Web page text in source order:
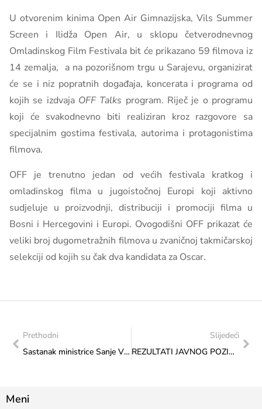
U otvorenim kinima Open Air Gimnazijska, Vils Summer
Screen i Ilidža Open Air, u sklopu četverodnevnog
Omladinskog Film Festivala bit će prikazano 59 filmova iz
14 zemalja, a na pozorišnom trgu u Sarajevu, organizirat
će se i niz popratnih događaja, koncerata i programa od
kojih se izdvaja OFF Talks program. Riječ je o programu
koji će svakodnevno biti realiziran kroz razgovore sa
specijalnim gostima festivala, autorima i protagonistima
filmova.
OFF je trenutno jedan od većih festivala kratkog i
omladinskog filma u jugoistočnoj Europi koji aktivno
sudjeluje u proizvodnji, distribuciji i promociji filma u
Bosni i Hercegovini i Europi. Ovogodišni OFF prikazat će
veliki broj dugometražnih filmova u zvaničnoj takmičarskoj
selekciji od kojih su čak dva kandidata za Oscar.
Prethodni
Sastanak ministrice Sanje Vlaisavljević s predstavnicima Udruženja filmskih radnika u Federaciji Bosne i Hercegovine i Udruge filmske industrije
Slijedeći
REZULTATI JAVNOG POZIVA ZA ODABIR PROGRAMA I PROJEKATA KOJI ĆE SE SUFINANCIRATI IZ PRORAČUNA FEDERACIJE BOSNE I HERCEGOVINE U 2023. GODINI
Meni